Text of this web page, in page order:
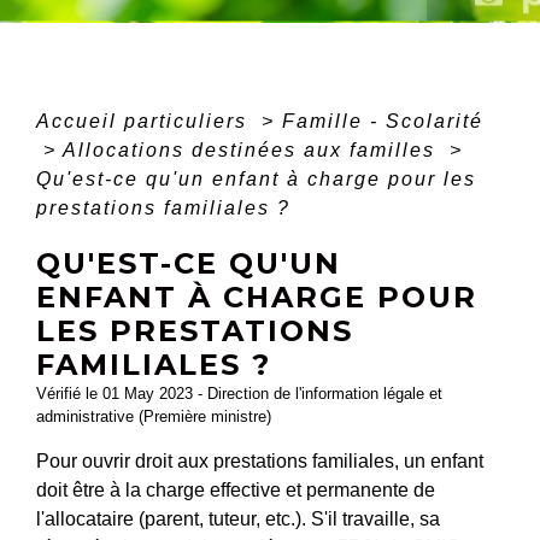
Accueil particuliers > Famille - Scolarité
> Allocations destinées aux familles
>
Qu'est-ce qu'un enfant à charge pour les
prestations familiales ?
QU'EST-CE QU'UN
ENFANT À CHARGE POUR
LES PRESTATIONS
FAMILIALES ?
Vérifié le 01 May 2023 - Direction de l'information légale et
administrative (Première ministre)
Pour ouvrir droit aux prestations familiales, un enfant
doit être à la charge effective et permanente de
l'allocataire (parent, tuteur, etc.). S'il travaille, sa